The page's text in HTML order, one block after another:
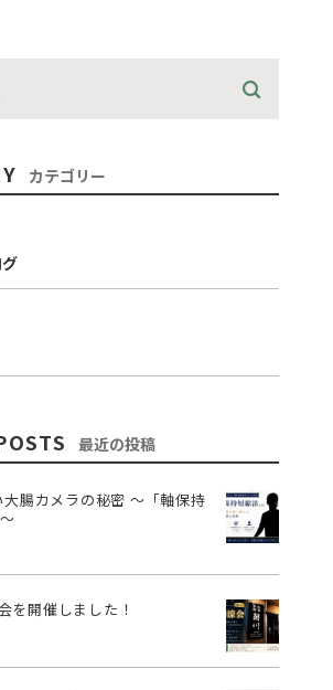
カテゴリー
最近の投稿
腸カメラの秘密 ～「軸保持
を開催しました！